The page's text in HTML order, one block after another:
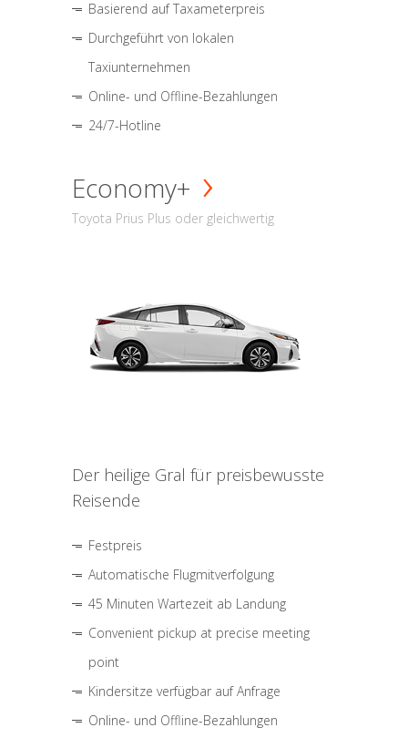
Basierend auf Taxameterpreis
Durchgeführt von lokalen
Taxiunternehmen
Online- und Offline-Bezahlungen
24/7-Hotline
Economy+
Toyota Prius Plus oder gleichwertig
Der heilige Gral für preisbewusste
Reisende
Festpreis
Automatische Flugmitverfolgung
45 Minuten Wartezeit ab Landung
Convenient pickup at precise meeting
point
Kindersitze verfügbar auf Anfrage
Online- und Offline-Bezahlungen